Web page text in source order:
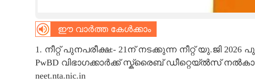
CARTOONS
LITERATURE
ഈ വാർത്ത കേൾക്കാം
1. നീറ്റ് പുനപരീക്ഷ:- 21ന് നടക്കുന്ന നീറ്റ് യു.ജി
PwBD വിഭാഗക്കാർക്ക് സ്ക്രൈബ് ഡീറ്റെയ്ൽസ്
neet.nta.nic.in